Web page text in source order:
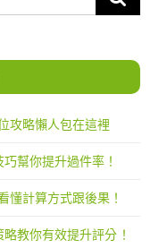
攻略懶人包在這裡
幫你提升過件率！
懂計算方式跟後果！
教你有效提升評分！